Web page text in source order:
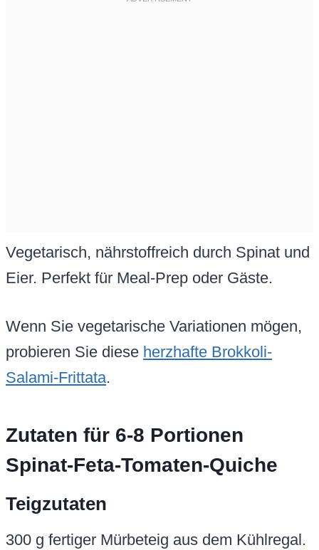
Vegetarisch, nährstoffreich durch Spinat und
Eier. Perfekt für Meal-Prep oder Gäste.
Wenn Sie vegetarische Variationen mögen,
probieren Sie diese herzhafte Brokkoli-
Salami-Frittata.
Zutaten für 6-8 Portionen
Spinat-Feta-Tomaten-Quiche
Teigzutaten
300 g fertiger Mürbeteig aus dem Kühlregal.